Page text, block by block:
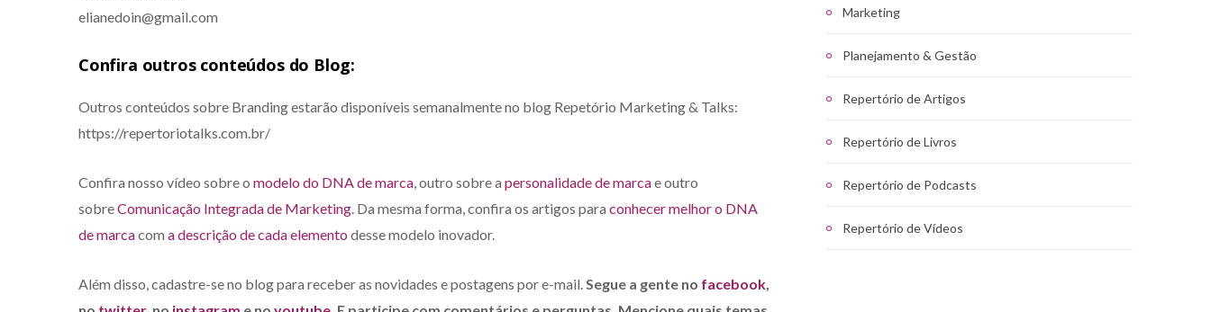
elianedoin@gmail.com
Confira outros conteúdos do Blog:
Outros conteúdos sobre Branding estarão disponíveis semanalmente no blog Repetório Marketing & Talks:
https://repertoriotalks.com.br/
Confira nosso vídeo sobre o modelo do DNA de marca, outro sobre a personalidade de marcae outro
sobreComunicação Integrada de Marketing. Da mesma forma, confira os artigos para conhecer melhor o DNA
de marcacom a descrição de cada elemento desse modelo inovador.
Além disso, cadastre-se no blog para receber as novidades e postagens por e-mail.Segue a gente no facebook,
Marketing
Planejamento & Gestão
Repertório de Artigos
Repertório de Livros
Repertório de Podcasts
Repertório de Vídeos